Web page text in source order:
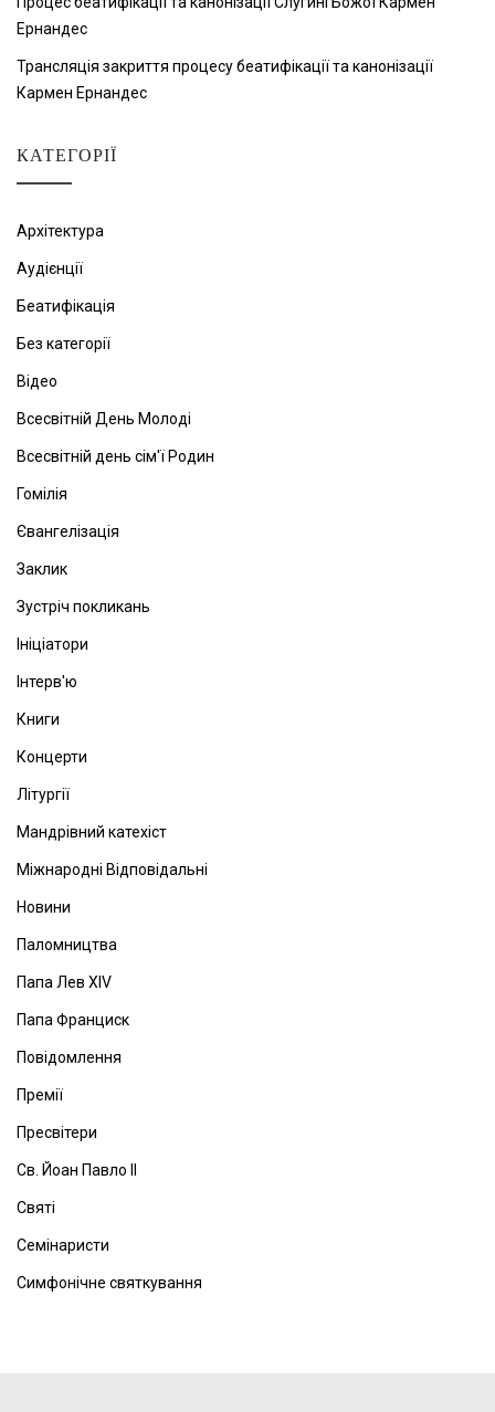
Ернандес
Трансляція закриття процесу беатифікації та канонізації
Кармен Ернандес
КАТЕГОРІЇ
Архітектура
Аудієнції
Беатифікація
Без категорії
Відео
Всесвітній День Молоді
Всесвітній день сім'ї Родин
Гомілія
Євангелізація
Заклик
Зустріч покликань
Ініціатори
Інтерв'ю
Книги
Концерти
Літургії
Мандрівний катехіст
Міжнародні Відповідальні
Новини
Паломництва
Папа Лев ХІV
Папа Франциск
Повідомлення
Премії
Пресвітери
Св. Йоан Павло ІІ
Святі
Семінаристи
Симфонічне святкування